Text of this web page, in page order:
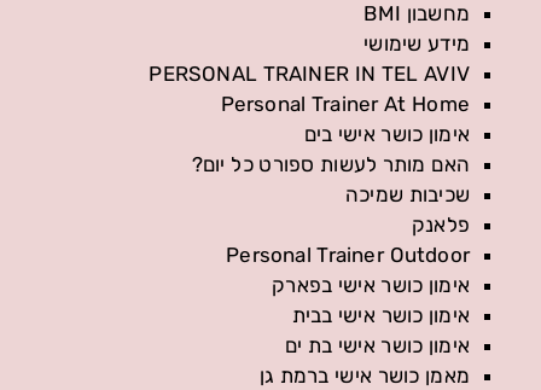
מחשבון BMI
מידע שימושי
PERSONAL TRAINER IN TEL AVIV
Personal Trainer At Home
אימון כושר אישי בים
האם מותר לעשות ספורט כל יום?
שכיבות שמיכה
פלאנק
Personal Trainer Outdoor
אימון כושר אישי בפארק
אימון כושר אישי בבית
אימון כושר אישי בת ים
מאמן כושר אישי ברמת גן